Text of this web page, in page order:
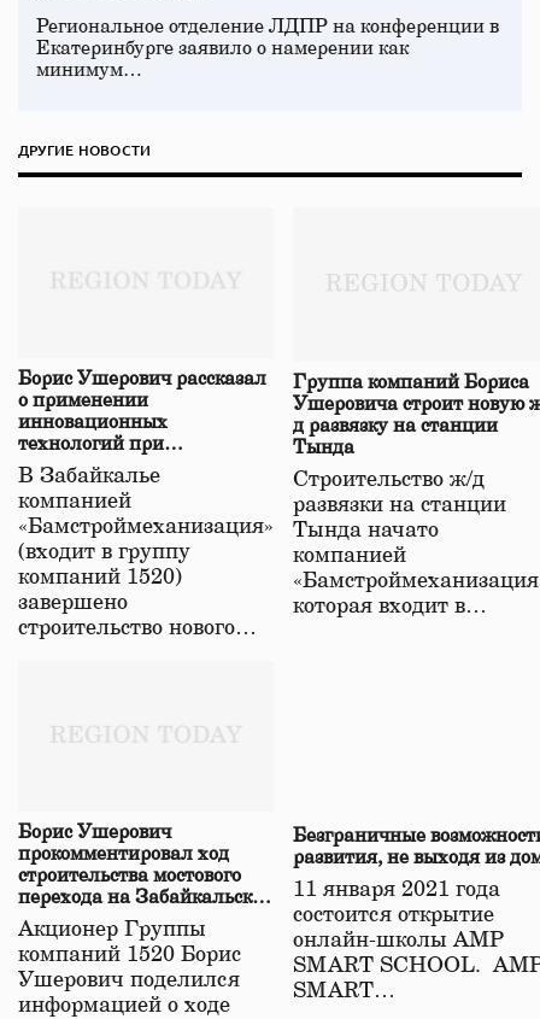
Региональное отделение ЛДПР на конференции в
Екатеринбурге заявило о намерении как
минимум…
ДРУГИЕ НОВОСТИ
Борис Ушерович рассказал
о применении
инновационных
технологий при
строительстве нового моста
в Забайкалье
В Забайкалье
компанией
«Бамстроймеханизация»
(входит в группу
компаний 1520)
завершено
строительство нового…
Группа компаний Бориса
Ушеровича строит новую
д развязку на станции
Тында
Строительство ж/д
развязки на станции
Тында начато
компанией
которая входит в…
Борис Ушерович
прокомментировал ход
строительства мостового
перехода на Забайкальской
железной дороге
Акционер Группы
компаний 1520 Борис
Ушерович поделился
информацией о ходе
Безграничные
развития, не выходя из
11 января 2021 года
состоится открытие
онлайн-школы АМР
SMART SCHOOL.
SMART…